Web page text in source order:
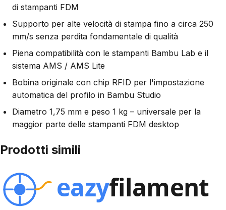
di stampanti FDM
Supporto per alte velocità di stampa fino a circa 250
mm/s senza perdita fondamentale di qualità
Piena compatibilità con le stampanti Bambu Lab e il
sistema AMS / AMS Lite
Bobina originale con chip RFID per l'impostazione
automatica del profilo in Bambu Studio
Diametro 1,75 mm e peso 1 kg – universale per la
maggior parte delle stampanti FDM desktop
Prodotti simili